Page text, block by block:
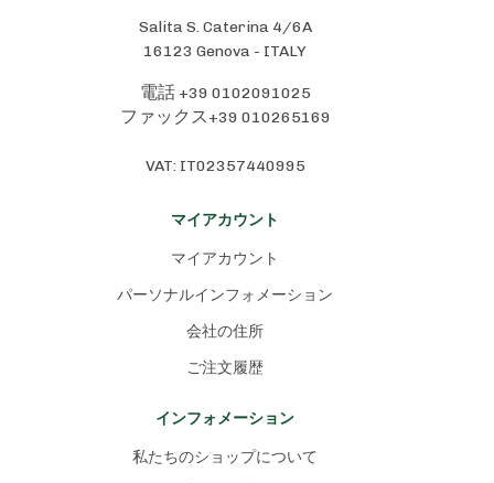
Salita S. Caterina 4/6A
16123 Genova - ITALY
電話+39 0102091025
ファックス+39 010265169
VAT: IT02357440995
マイアカウント
マイアカウント
パーソナルインフォメーション
会社の住所
ご注文履歴
インフォメーション
私たちのショップについて